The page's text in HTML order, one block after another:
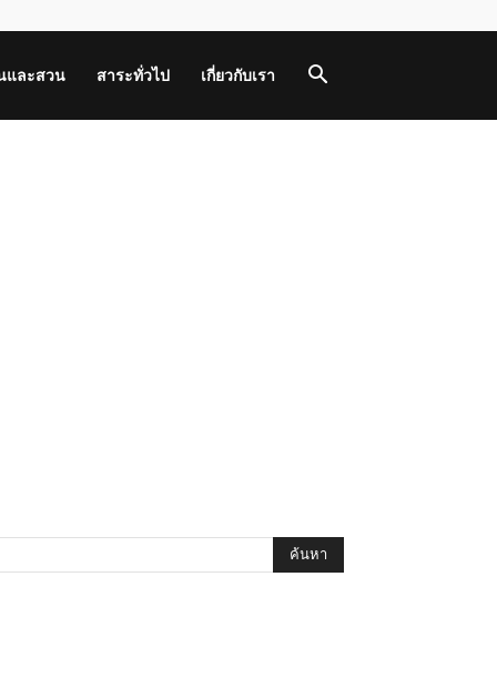
และสวน สาระทั่วไป เกี่ยวกับเรา